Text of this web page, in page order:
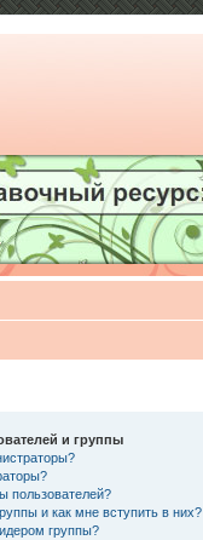
и группы
пользователей?
и как мне вступить в них?
группы?